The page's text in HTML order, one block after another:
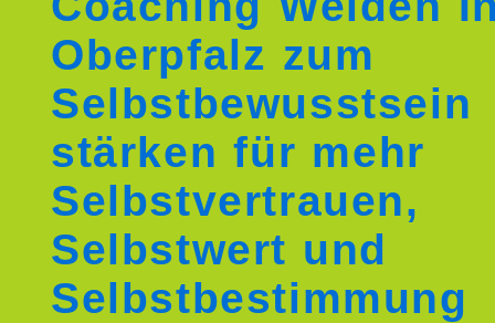
Oberpfalz zum
Selbstbewusstsein
stärken für mehr
Selbstvertrauen,
Selbstwert und
Selbstbestimmung